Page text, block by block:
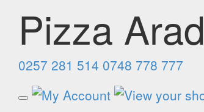
Pizza Arad
0257 281 514 0748 778 777